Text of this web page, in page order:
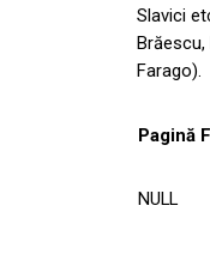
Slavici
Brăescu,
Farago).
Pagină
NULL